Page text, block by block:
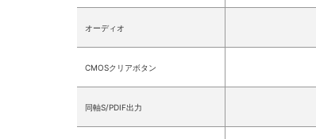
オーディオ
CMOSクリアボタン
同軸S/PDIF出力